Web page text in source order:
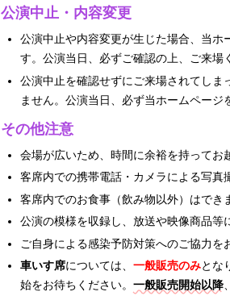
公演中止・内容変更
公演中止や内容変更が生じた場合、当ホ
す。公演当日、必ずご確認の上、ご来場
公演中止を確認せずにご来場されてしま
ません。公演当日、必ず当ホームページ
その他注意
会場が広いため、時間に余裕を持ってお
客席内での携帯電話・カメラによる写真
客席内でのお食事（飲み物以外）はでき
公演の模様を収録し、放送や映像商品等
ご自身による感染予防対策へのご協力を
車いす席については、 一般販売のみとな
始をお待ちください。 一般販売開始以降